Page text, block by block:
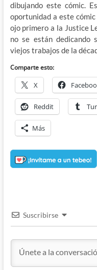
dibujando este cómic.
oportunidad a este
ojo primero a la Justice
no se están dedicando
viejos trabajos de la
Comparte esto:
X
Reddit
Más
Suscribirse